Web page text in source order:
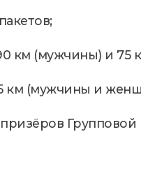
км (мужчины) и
км (мужчины и
Групповой